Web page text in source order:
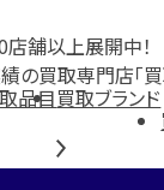
舗以上展開中！
の買取専門店「買
品目買取ブランド